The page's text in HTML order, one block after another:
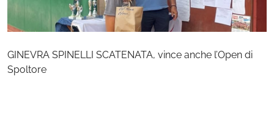
GINEVRA SPINELLI SCATENATA, vince anche l’Open di
Spoltore